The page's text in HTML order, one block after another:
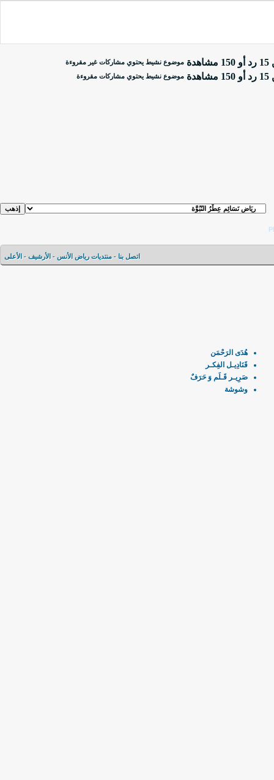
موضوع نشيط يحتوي مشاركات غير مقروءة
موضوع نشيط يحتوي مشاركات مقروءة
اتصل بنا - منتديات رياض الأنس - الأرشيف - الأعلى
هُدَى الرَحْمَن
قَنَادِيـل الفِكـر
صَرِيـر قَـلَم وَ حَرَفٌ
وشوشة